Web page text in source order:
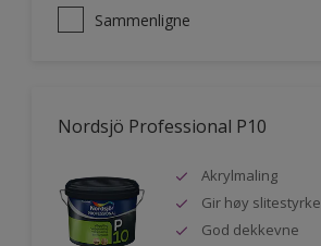
Sammenligne
Nordsjö Professional P10
Akrylmaling
Gir høy slitestyrke
God dekkevne